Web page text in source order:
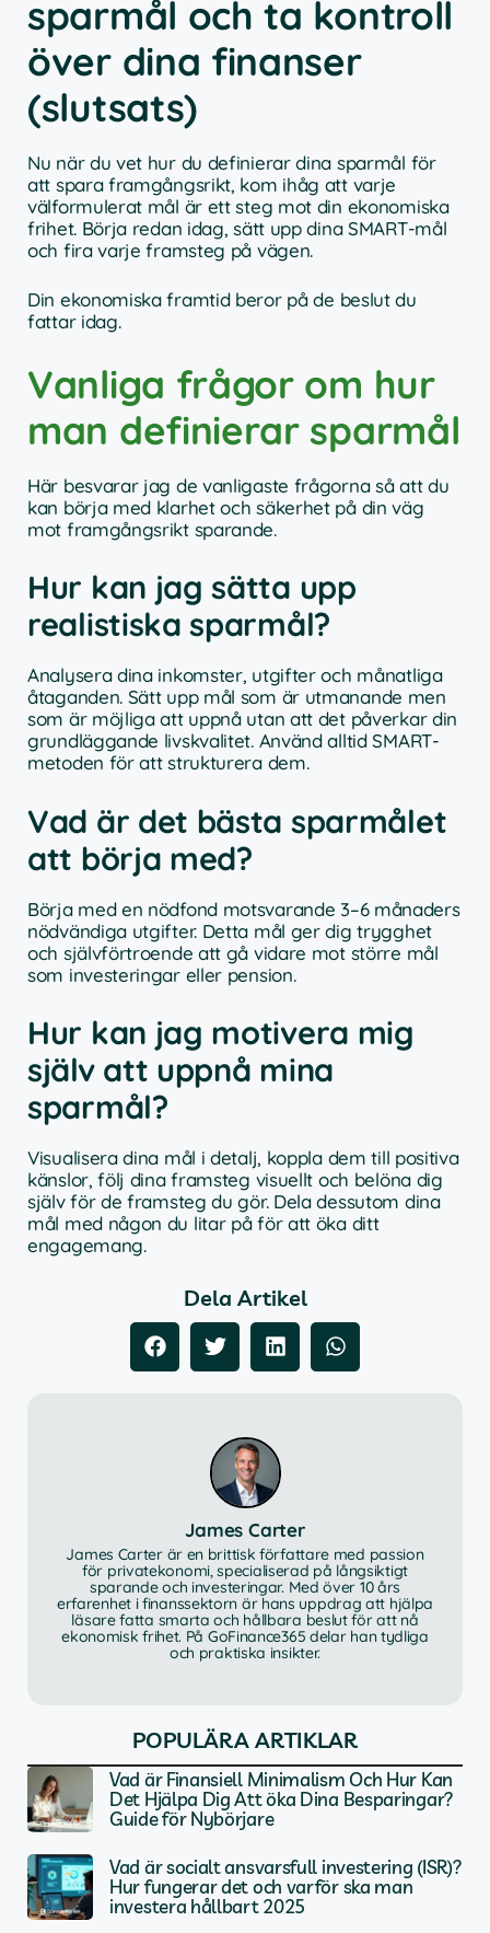
sparmål och ta kontroll
över dina finanser
(slutsats)
Nu när du vet hur du definierar dina sparmål för
att spara framgångsrikt, kom ihåg att varje
välformulerat mål är ett steg mot din ekonomiska
frihet. Börja redan idag, sätt upp dina SMART-mål
och fira varje framsteg på vägen.
Din ekonomiska framtid beror på de beslut du
fattar idag.
Vanliga frågor om hur
man definierar sparmål
Här besvarar jag de vanligaste frågorna så att du
kan börja med klarhet och säkerhet på din väg
mot framgångsrikt sparande.
Hur kan jag sätta upp
realistiska sparmål?
Analysera dina inkomster, utgifter och månatliga
åtaganden. Sätt upp mål som är utmanande men
som är möjliga att uppnå utan att det påverkar din
grundläggande livskvalitet. Använd alltid SMART-
metoden för att strukturera dem.
Vad är det bästa sparmålet
att börja med?
Börja med en nödfond motsvarande 3–6 månaders
nödvändiga utgifter. Detta mål ger dig trygghet
och självförtroende att gå vidare mot större mål
som investeringar eller pension.
Hur kan jag motivera mig
själv att uppnå mina
sparmål?
Visualisera dina mål i detalj, koppla dem till positiva
känslor, följ dina framsteg visuellt och belöna dig
själv för de framsteg du gör. Dela dessutom dina
mål med någon du litar på för att öka ditt
engagemang.
Dela Artikel
James Carter
James Carter är en brittisk författare med passion
för privatekonomi, specialiserad på långsiktigt
sparande och investeringar. Med över 10 års
erfarenhet i finanssektorn är hans uppdrag att hjälpa
läsare fatta smarta och hållbara beslut för att nå
ekonomisk frihet. På GoFinance365 delar han tydliga
och praktiska insikter.
POPULÄRA ARTIKLAR
Vad är Finansiell Minimalism Och Hur Kan
Det Hjälpa Dig Att öka Dina Besparingar?
Guide för Nybörjare
Vad är socialt ansvarsfull investering (ISR)?
Hur fungerar det och varför ska man
investera hållbart 2025